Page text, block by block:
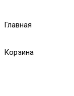
Главная
Корзина